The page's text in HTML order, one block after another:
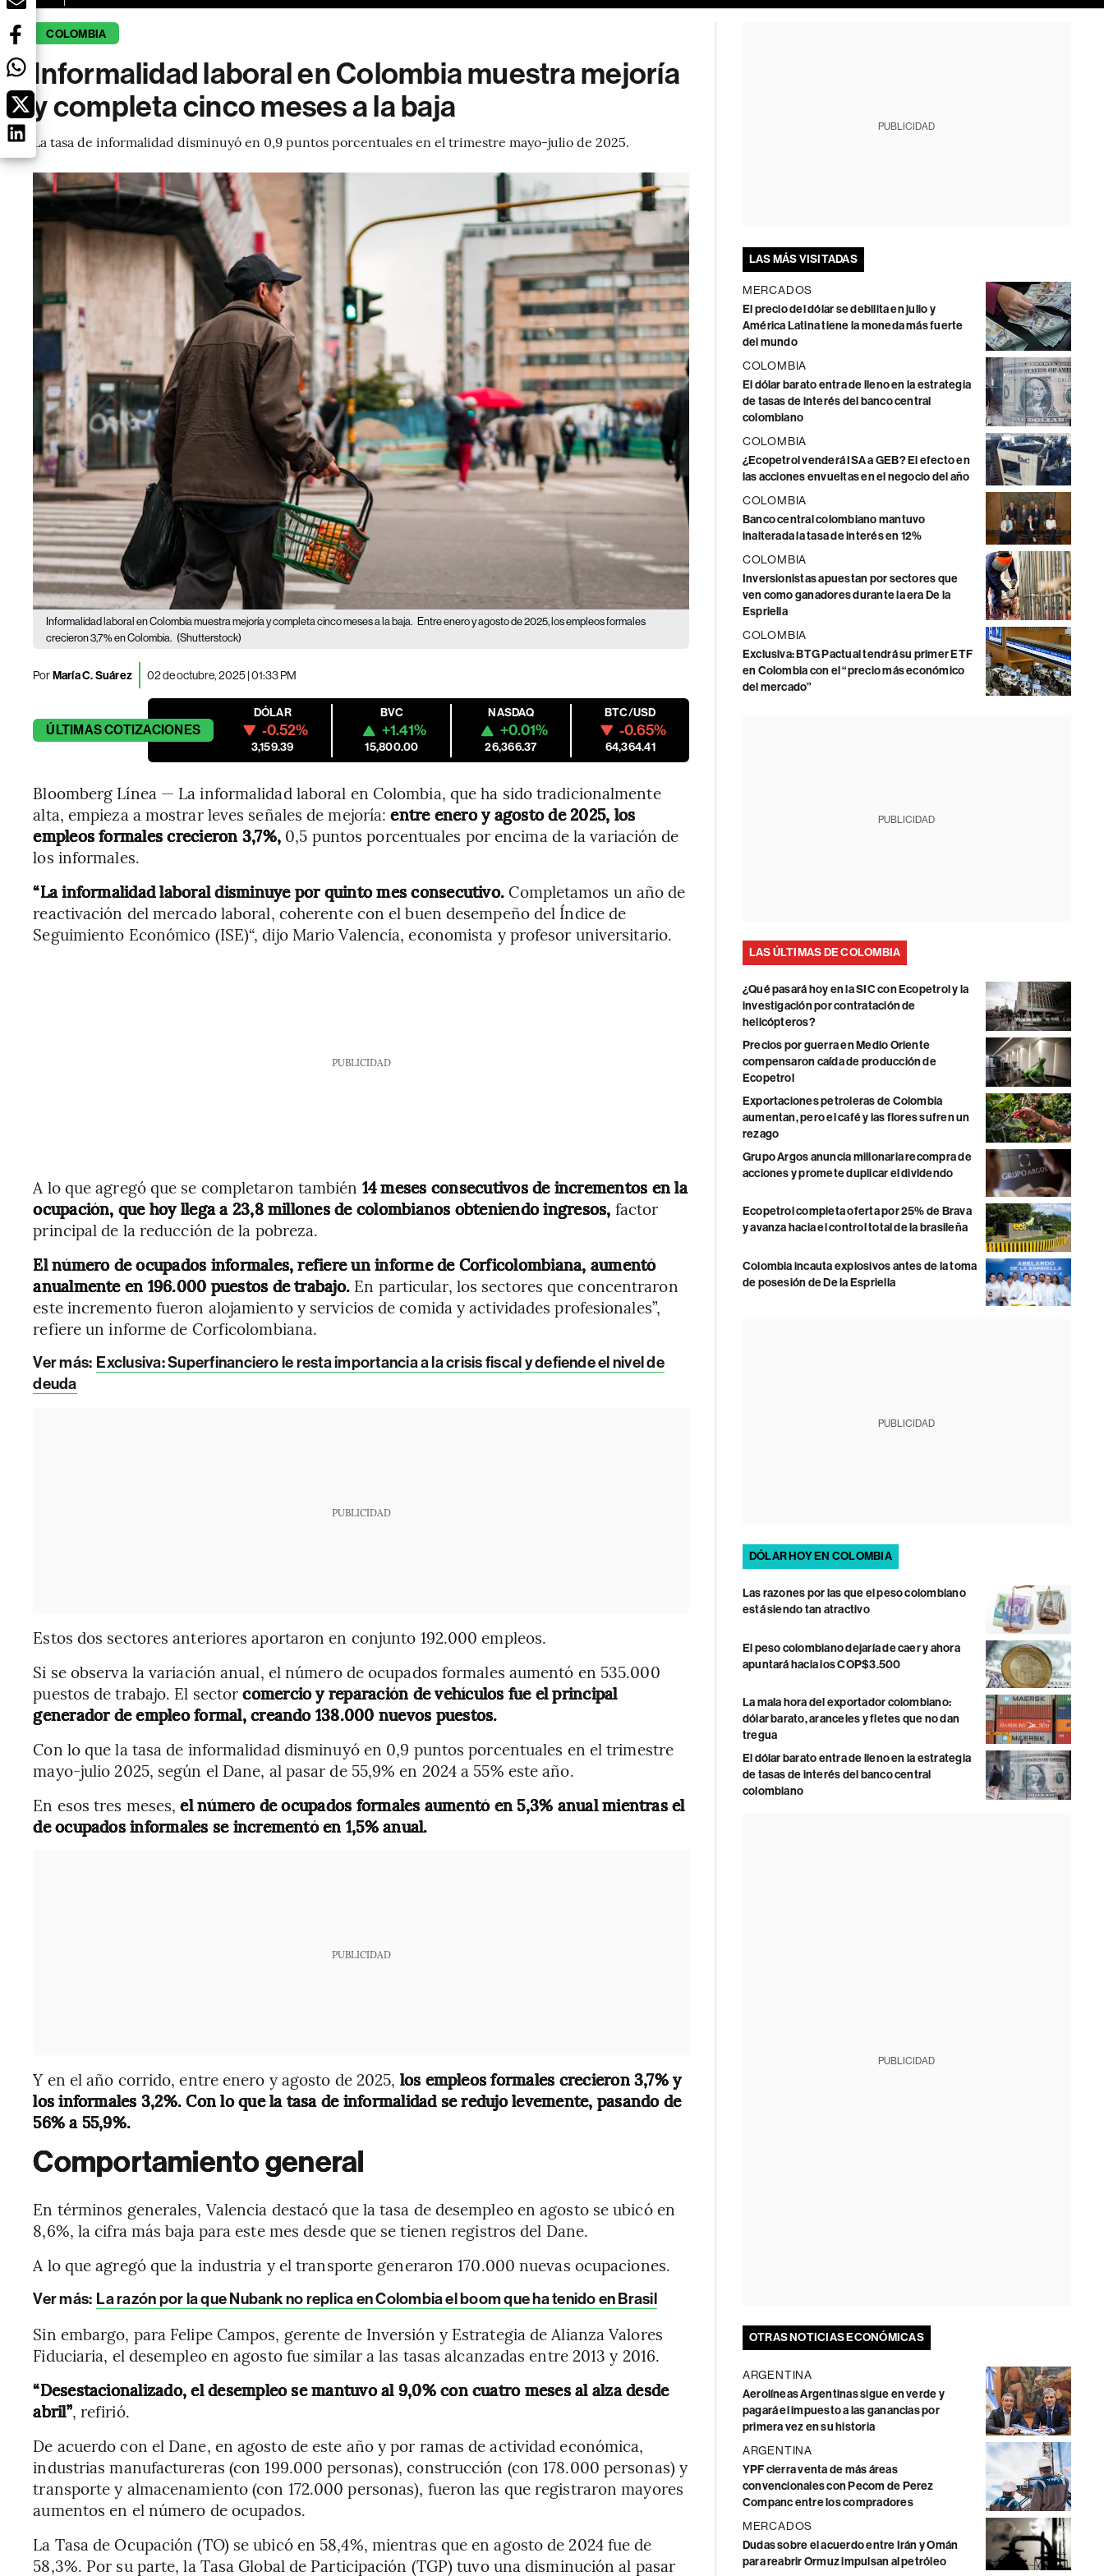
COLOMBIA
Informalidad laboral en Colombia muestra mejoría
y completa cinco meses a la baja
La tasa de informalidad disminuyó en 0,9 puntos porcentuales en el trimestre mayo-julio de 2025.
Informalidad laboral en Colombia muestra mejoría y completa cinco meses a la baja. Entre enero y agosto de 2025, los empleos formales
crecieron 3,7% en Colombia. (Shutterstock)
PorMaría C. Suárez 02 de octubre, 2025 | 01:33 PM
ÚLTIMASCOTIZACIONES
DÓLAR
-0.52%
3,159.39
BVC
+1.41%
15,800.00
NASDAQ
+0.01%
26,366.37
BTC/USD
-0.65%
64,364.41
Bloomberg Línea — La informalidad laboral en Colombia, que ha sido tradicionalmente
alta, empieza a mostrar leves señales de mejoría:entre enero y agosto de 2025, los
empleos formales crecieron 3,7%, 0,5 puntos porcentuales por encima de la variación de
los informales.
“La informalidad laboral disminuye por quinto mes consecutivo. Completamos un año de
reactivación del mercado laboral, coherente con el buen desempeño del Índice de
Seguimiento Económico (ISE)“, dijo Mario Valencia, economista y profesor universitario.
PUBLICIDAD
A lo que agregó que se completaron también 14 meses consecutivos de incrementos en la
ocupación, que hoy llega a 23,8 millones de colombianos obteniendo ingresos, factor
principal de la reducción de la pobreza.
El número de ocupados informales, refiere un informe de Corficolombiana, aumentó
anualmente en 196.000 puestos de trabajo. En particular, los sectores que concentraron
este incremento fueron alojamiento y servicios de comida y actividades profesionales”,
refiere un informe de Corficolombiana.
Ver más: Exclusiva: Superfinanciero le resta importancia a la crisis fiscal y defiende el nivel de
deuda
PUBLICIDAD
Estos dos sectores anteriores aportaron en conjunto 192.000 empleos.
Si se observa la variación anual, el número de ocupados formales aumentó en 535.000
puestos de trabajo. El sectorcomercio y reparación de vehículos fue el principal
generador de empleo formal, creando 138.000 nuevos puestos.
Con lo que la tasa de informalidad disminuyó en 0,9 puntos porcentuales en el trimestre
mayo-julio 2025, según el Dane, al pasar de 55,9% en 2024 a 55% este año.
En esos tres meses,el número de ocupados formales aumentó en 5,3% anual mientras el
de ocupados informales se incrementó en 1,5% anual.
PUBLICIDAD
Y en el año corrido, entre enero y agosto de 2025, los empleos formales crecieron 3,7% y
los informales 3,2%. Con lo que la tasa de informalidad se redujo levemente, pasando de
56% a 55,9%.
Comportamiento general
En términos generales, Valencia destacó que la tasa de desempleo en agosto se ubicó en
8,6%, la cifra más baja para este mes desde que se tienen registros del Dane.
A lo que agregó que la industria y el transporte generaron 170.000 nuevas ocupaciones.
Ver más: La razón por la que Nubank no replica en Colombia el boom que ha tenido en Brasil
Sin embargo, para Felipe Campos, gerente de Inversión y Estrategia de Alianza Valores
Fiduciaria, el desempleo en agosto fue similar a las tasas alcanzadas entre 2013 y 2016.
“Desestacionalizado, el desempleo se mantuvo al 9,0% con cuatro meses al alza desde
abril”, refirió.
De acuerdo con el Dane, en agosto de este año y por ramas de actividad económica,
industrias manufactureras (con 199.000 personas), construcción (con 178.000 personas) y
transporte y almacenamiento (con 172.000 personas), fueron las que registraron mayores
aumentos en el número de ocupados.
La Tasa de Ocupación (TO) se ubicó en 58,4%, mientras que en agosto de 2024 fue de
58,3%. Por su parte, la Tasa Global de Participación (TGP) tuvo una disminución al pasar
PUBLICIDAD
LAS MÁS VISITADAS
MERCADOS
El precio del dólar se debilita en julio y
América Latina tiene la moneda más fuerte
del mundo
COLOMBIA
El dólar barato entra de lleno en la estrategia
de tasas de interés del banco central
colombiano
COLOMBIA
¿Ecopetrol venderá ISA a GEB? El efecto en
las acciones envueltas en el negocio del año
COLOMBIA
Banco central colombiano mantuvo
inalterada la tasa de interés en 12%
COLOMBIA
Inversionistas apuestan por sectores que
ven como ganadores durante la era De la
Espriella
COLOMBIA
Exclusiva: BTG Pactual tendrá su primer ETF
en Colombia con el “precio más económico
del mercado”
PUBLICIDAD
LAS ÚLTIMAS DE COLOMBIA
¿Qué pasará hoy en la SIC con Ecopetrol y la
investigación por contratación de
helicópteros?
Precios por guerra en Medio Oriente
compensaron caída de producción de
Ecopetrol
Exportaciones petroleras de Colombia
aumentan, pero el café y las flores sufren un
rezago
Grupo Argos anuncia millonaria recompra de
acciones y promete duplicar el dividendo
Ecopetrol completa oferta por 25% de Brava
y avanza hacia el control total de la brasileña
Colombia incauta explosivos antes de la toma
de posesión de De la Espriella
PUBLICIDAD
DÓLAR HOY EN COLOMBIA
Las razones por las que el peso colombiano
está siendo tan atractivo
El peso colombiano dejaría de caer y ahora
apuntará hacia los COP$3.500
La mala hora del exportador colombiano:
dólar barato, aranceles y fletes que no dan
tregua
El dólar barato entra de lleno en la estrategia
de tasas de interés del banco central
colombiano
PUBLICIDAD
OTRAS NOTICIAS ECONÓMICAS
ARGENTINA
Aerolíneas Argentinas sigue en verde y
pagará el impuesto a las ganancias por
primera vez en su historia
ARGENTINA
YPF cierra venta de más áreas
convencionales con Pecom de Perez
Companc entre los compradores
MERCADOS
Dudas sobre el acuerdo entre Irán y Omán
para reabrir Ormuz impulsan al petróleo